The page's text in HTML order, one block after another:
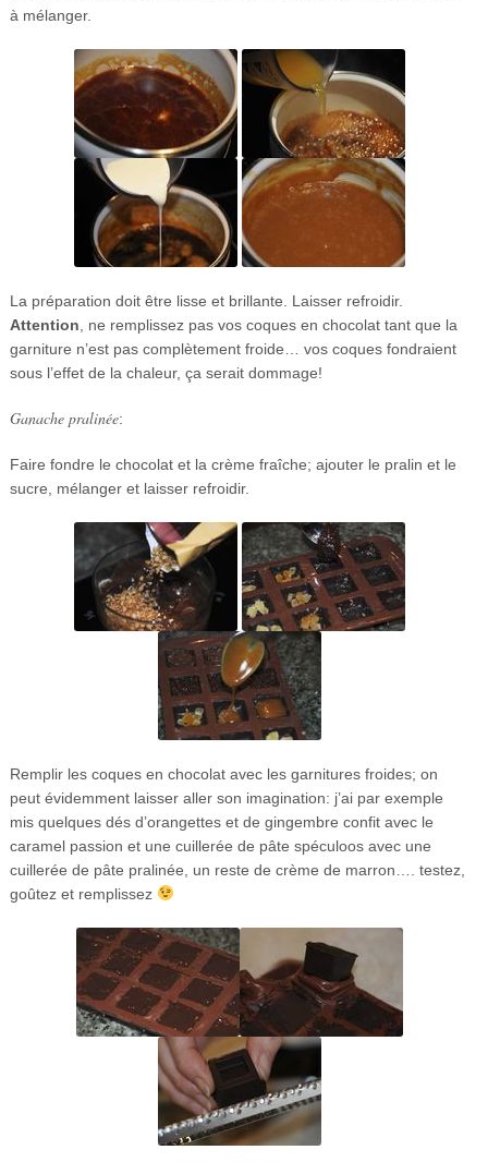
à mélanger.
La préparation doit être lisse et brillante. Laisser refroidir.
Attention , ne remplissez pas vos coques en chocolat tant que la
garniture n’est pas complètement froide… vos coques fondraient
sous l’effet de la chaleur, ça serait dommage!
Ganache pralinée:
Faire fondre le chocolat et la crème fraîche; ajouter le pralin et le
sucre, mélanger et laisser refroidir.
Remplir les coques en chocolat avec les garnitures froides; on
peut évidemment laisser aller son imagination: j’ai par exemple
mis quelques dés d’orangettes et de gingembre confit avec le
caramel passion et une cuillerée de pâte spéculoos avec une
cuillerée de pâte pralinée, un reste de crème de marron…. testez,
goûtez et remplissez